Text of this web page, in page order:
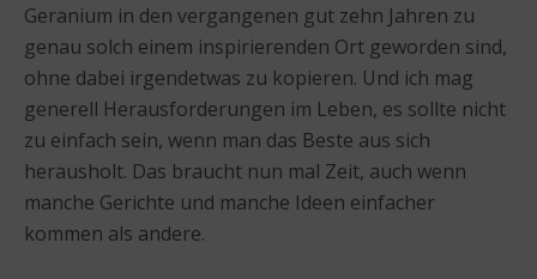
Geranium in den vergangenen gut zehn Jahren zu
genau solch einem inspirierenden Ort geworden sind,
ohne dabei irgendetwas zu kopieren. Und ich mag
generell Herausforderungen im Leben, es sollte nicht
zu einfach sein, wenn man das Beste aus sich
herausholt. Das braucht nun mal Zeit, auch wenn
manche Gerichte und manche Ideen einfacher
kommen als andere.